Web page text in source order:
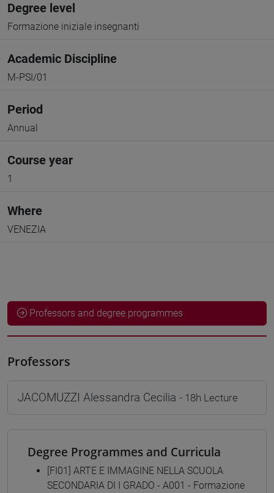
Degree level
Formazione iniziale insegnanti
Academic Discipline
M-PSI/01
Period
Annual
Course year
1
Where
VENEZIA
Professors and degree programmes
Professors
JACOMUZZI Alessandra Cecilia - 18h Lecture
Degree Programmes and Curricula
[FI01] ARTE E IMMAGINE NELLA SCUOLA
SECONDARIA DI I GRADO - A001 - Formazione